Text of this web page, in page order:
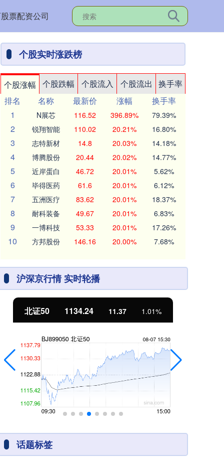
票配资公司
个股实时涨跌榜
个股涨幅 个股跌幅 个股流入 个股流出
换手率
排名
名称 最新价 涨幅
换手率
1
N展芯 116.52 396.89% 79.39%
2 锐翔智能 110.02 20.21% 16.80%
3 志特新材 14.8 20.03% 14.18%
4 博腾股份 20.44 20.02% 14.77%
5 近岸蛋白 46.72 20.01% 5.62%
6 毕得医药 61.6 20.01% 6.12%
7 五洲医疗 83.62 20.01% 18.37%
8 耐科装备 49.67 20.01% 6.83%
9 一博科技 53.33 20.01% 17.26%
10 方邦股份 146.16 20.00% 7.68%
沪深京行情 实时轮播
北证50 1134.24 11.37 1.01%
话题标签